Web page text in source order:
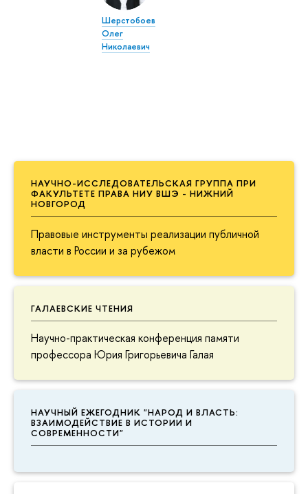
НАУЧНО-ИССЛЕДОВАТЕЛЬСКАЯ ГРУППА ПРИ
ФАКУЛЬТЕТЕ ПРАВА НИУ ВШЭ - НИЖНИЙ
НОВГОРОД
Правовые инструменты реализации публичной
власти в России и за рубежом
ГАЛАЕВСКИЕ ЧТЕНИЯ
Научно-практическая конференция памяти
профессора Юрия Григорьевича Галая
НАУЧНЫЙ ЕЖЕГОДНИК "НАРОД И ВЛАСТЬ:
ВЗАИМОДЕЙСТВИЕ В ИСТОРИИ И
СОВРЕМЕННОСТИ"
Шерстобоев
Олег
Николаевич